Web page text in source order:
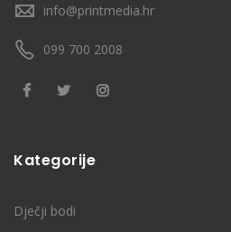
info@printmedia.hr
099 700 2008
Kategorije
Dječji bodi